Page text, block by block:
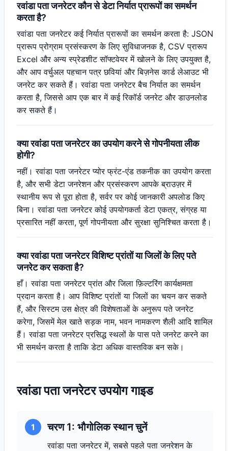
रवांडा पता जनरेटर कौन से डेटा निर्यात प्रारूपों का समर्थन
करता है?
रवांडा पता जनरेटर कई निर्यात प्रारूपों का समर्थन करता है: JSON
प्रारूप प्रोग्राम प्रसंस्करण के लिए सुविधाजनक है, CSV प्रारूप
Excel और अन्य स्प्रेडशीट सॉफ्टवेयर में खोलने के लिए उपयुक्त है,
और आप वर्चुअल पहचान पत्र छवियां और बिज़नेस कार्ड लेआउट भी
जनरेट कर सकते हैं। रवांडा पता जनरेटर बैच निर्यात का समर्थन
करता है, जिससे आप एक बार में कई रिकॉर्ड जनरेट और डाउनलोड
कर सकते हैं।
क्या रवांडा पता जनरेटर का उपयोग करने से गोपनीयता लीक
होगी?
नहीं। रवांडा पता जनरेटर प्योर फ्रंट-एंड तकनीक का उपयोग करता
है, और सभी डेटा जनरेशन और प्रसंस्करण आपके ब्राउज़र में
स्थानीय रूप से पूरा होता है, सर्वर पर कोई जानकारी अपलोड किए
बिना। रवांडा पता जनरेटर कोई उपयोगकर्ता डेटा एकत्र, संग्रह या
प्रसारित नहीं करता, पूर्ण गोपनीयता और सुरक्षा सुनिश्चित करता है।
क्या रवांडा पता जनरेटर विशिष्ट प्रांतों या जिलों के लिए पते
जनरेट कर सकता है?
हाँ। रवांडा पता जनरेटर प्रांत और जिला फ़िल्टरिंग कार्यक्षमता
प्रदान करता है। आप विशिष्ट प्रांतों या जिलों का चयन कर सकते
हैं, और सिस्टम उस क्षेत्र की विशेषताओं के अनुरूप पते जनरेट
करेगा, जिसमें मेल खाते सड़क नाम, भवन नामकरण शैली आदि शामिल
हैं। रवांडा पता जनरेटर प्रसिद्ध स्थलों के पास पते जनरेट करने का
भी समर्थन करता है ताकि डेटा अधिक वास्तविक बन सके।
रवांडा पता जनरेटर उपयोग गाइड
1 चरण 1: भौगोलिक स्थान चुनें
रवांडा पता जनरेटर में, सबसे पहले पता जनरेशन के